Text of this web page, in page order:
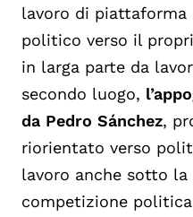
lavoro di piattaforma
politico verso il
in larga parte da
secondo luogo,
da Pedro Sánchez,
riorientato verso
lavoro anche sotto la
competizione